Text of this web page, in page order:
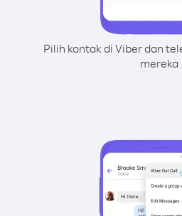
Pilih kontak di Viber dan
mereka